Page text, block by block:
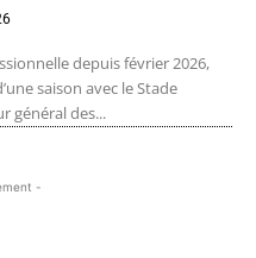
depuis février 2026,
saison avec le Stade
général des...
-